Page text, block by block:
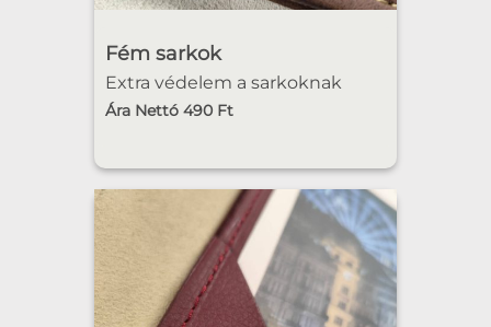
Fém sarkok
Extra védelem a sarkoknak
Ára Nettó 490 Ft